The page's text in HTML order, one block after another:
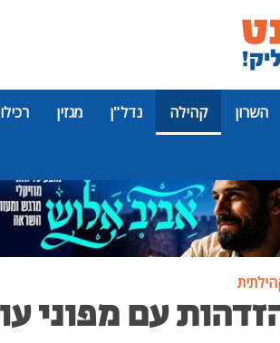
השרון קהילה נדל"ן מגזין
עם מפוני